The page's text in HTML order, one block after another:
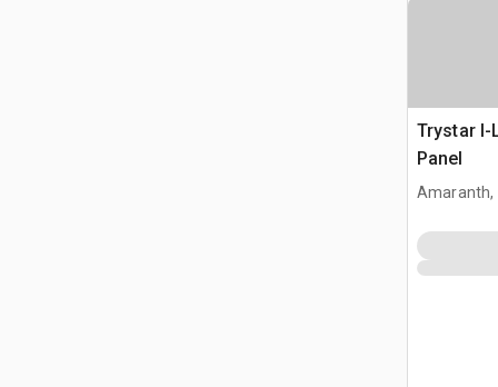
Trystar I-
Panel
Amaranth,